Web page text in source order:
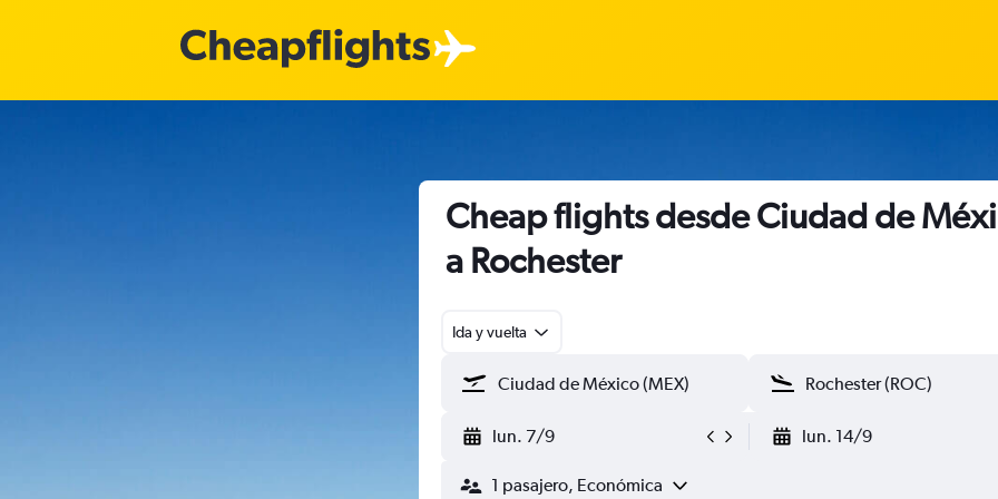
Cheap flights desde Ciudad de
a Rochester
Ida y vuelta
lun. 7/9 lun. 14/9
1 pasajero, Económica